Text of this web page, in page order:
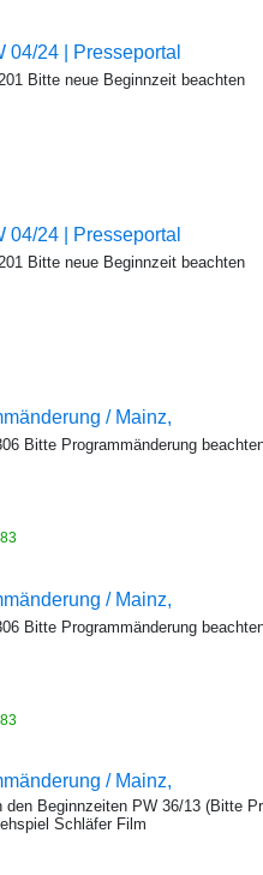
24 | Presseportal
Bitte neue Beginnzeit beachten
24 | Presseportal
Bitte neue Beginnzeit beachten
/ Mainz,
Bitte Programmänderung
/ Mainz,
Bitte Programmänderung
/ Mainz,
Beginnzeiten PW 36/13 (Bitte
Schläfer Film